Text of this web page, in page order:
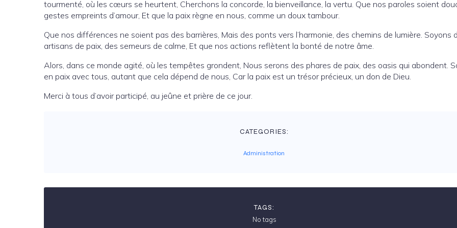
tourmenté, où les cœurs se heurtent, Cherchons la concorde, la bienveillance, la vertu. Que nos paroles soient
gestes empreints d’amour, Et que la paix règne en nous, comme un doux tambour.
Que nos différences ne soient pas des barrières, Mais des ponts vers l’harmonie, des chemins de lumière. Soyons
artisans de paix, des semeurs de calme, Et que nos actions reflètent la bonté de notre âme.
Alors, dans ce monde agité, où les tempêtes grondent, Nous serons des phares de paix, des oasis qui abondent.
en paix avec tous, autant que cela dépend de nous, Car la paix est un trésor précieux, un don de Dieu.
Merci à tous d’avoir participé, au jeûne et prière de ce jour.
CATEGORIES:
Administration
TAGS:
No tags